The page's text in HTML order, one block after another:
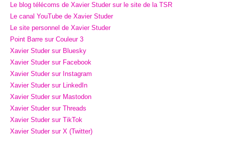
Le blog télécoms de Xavier Studer sur le site de la TSR
Le canal YouTube de Xavier Studer
Le site personnel de Xavier Studer
Point Barre sur Couleur 3
Xavier Studer sur Bluesky
Xavier Studer sur Facebook
Xavier Studer sur Instagram
Xavier Studer sur LinkedIn
Xavier Studer sur Mastodon
Xavier Studer sur Threads
Xavier Studer sur TikTok
Xavier Studer sur X (Twitter)